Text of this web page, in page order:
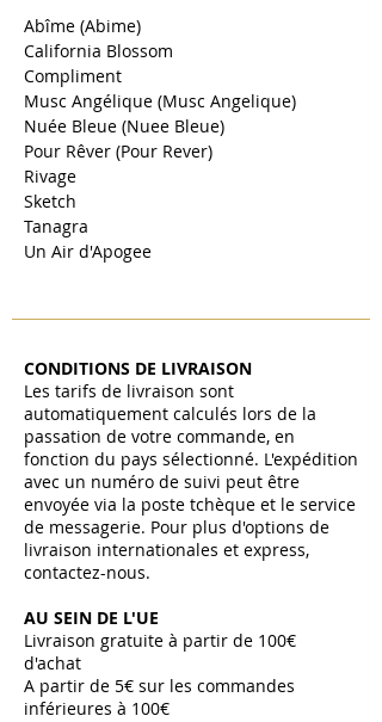
Abîme (Abime)
California Blossom
Compliment
Musc Angélique (Musc Angelique)
Nuée Bleue (Nuee Bleue)
Pour Rêver (Pour Rever)
Rivage
Sketch
Tanagra
Un Air d'Apogee
CONDITIONS DE LIVRAISON
Les tarifs de livraison sont
automatiquement calculés lors de la
passation de votre commande, en
fonction du pays sélectionné. L'expédition
avec un numéro de suivi peut être
envoyée via la poste tchèque et le service
de messagerie. Pour plus d'options de
livraison internationales et express,
contactez-nous.
AU SEIN DE L'UE
Livraison gratuite à partir de 100€
d'achat
A partir de 5€ sur les commandes
inférieures à 100€